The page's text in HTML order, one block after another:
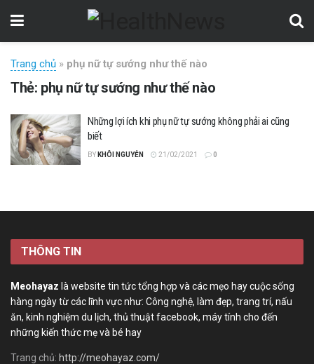
Trang chủ » phụ nữ tự sướng như thế nào
Thẻ: phụ nữ tự sướng như thế nào
Những lợi ích khi phụ nữ tự sướng không phải ai cũng
biết
BY KHÔI NGUYỄN 21/02/2021 0
THÔNG TIN
Meohayaz là website tin tức tổng hợp và các mẹo hay cuộc sống
hàng ngày từ các lĩnh vực như: Công nghệ, làm đẹp, trang trí, nấu
ăn, kinh nghiệm du lịch, thủ thuật facebook, máy tính cho đến
những kiến thức mẹ và bé hay
Trang chủ: http://meohayaz.com/